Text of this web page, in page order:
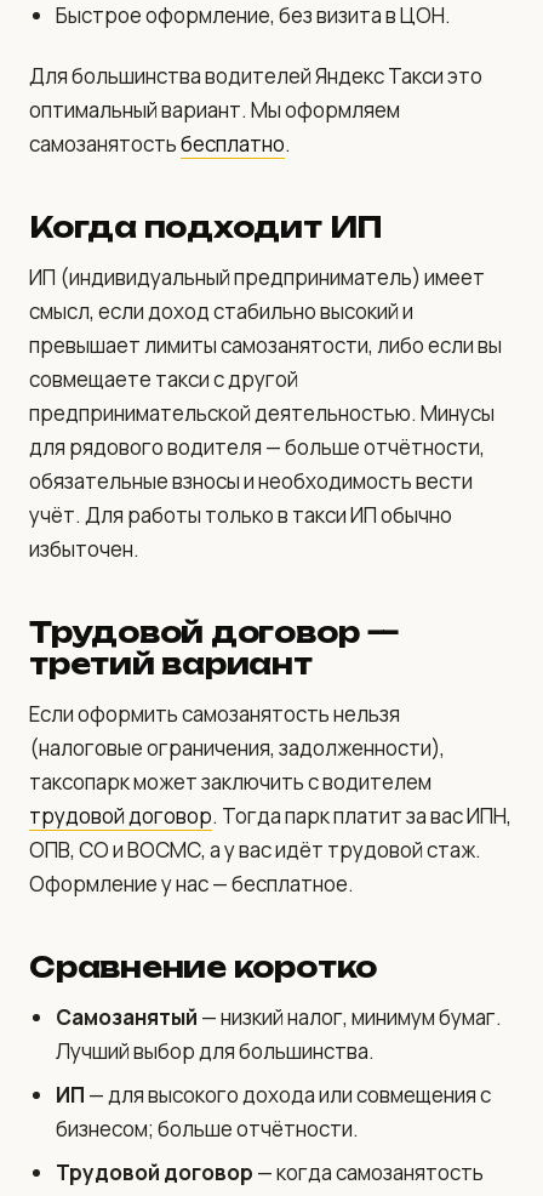
Быстрое оформление, без визита в ЦОН.
Для большинства водителей Яндекс Такси это
оптимальный вариант. Мы оформляем
самозанятостьбесплатно.
Когда подходит ИП
ИП (индивидуальный предприниматель) имеет
смысл, если доход стабильно высокий и
превышает лимиты самозанятости, либо если вы
совмещаете такси с другой
предпринимательской деятельностью. Минусы
для рядового водителя — больше отчётности,
обязательные взносы и необходимость вести
учёт. Для работы только в такси ИП обычно
избыточен.
Трудовой договор —
третий вариант
Если оформить самозанятость нельзя
(налоговые ограничения, задолженности),
таксопарк может заключить с водителем
трудовой договор. Тогда парк платит за вас ИПН,
ОПВ, СО и ВОСМС, а у вас идёт трудовой стаж.
Оформление у нас — бесплатное.
Сравнение коротко
Самозанятый — низкий налог, минимум бумаг.
Лучший выбор для большинства.
ИП — для высокого дохода или совмещения с
бизнесом; больше отчётности.
Трудовой договор — когда самозанятость